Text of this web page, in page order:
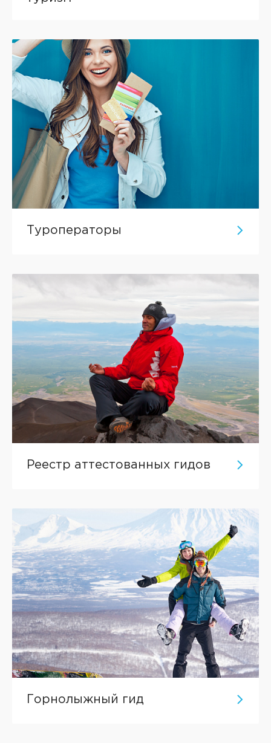
Туроператоры
Реестр аттестованных гидов
Горнолыжный гид